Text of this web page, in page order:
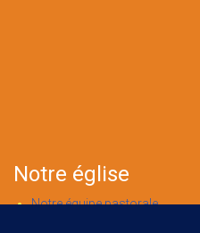
Notre église
Notre équipe pastorale